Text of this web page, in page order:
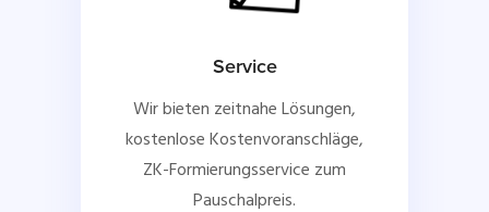
Service
Wir bieten zeitnahe Lösungen,
kostenlose Kostenvoranschläge,
ZK-Formierungsservice zum
Pauschalpreis.